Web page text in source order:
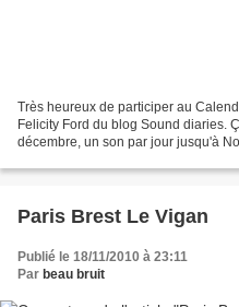
Très heureux de participer au
Felicity Ford du blog Sound diaries.
décembre, un son par jour jusqu'à
Paris Brest Le Vigan
Publié le 18/11/2010 à 23:11
Par beau bruit